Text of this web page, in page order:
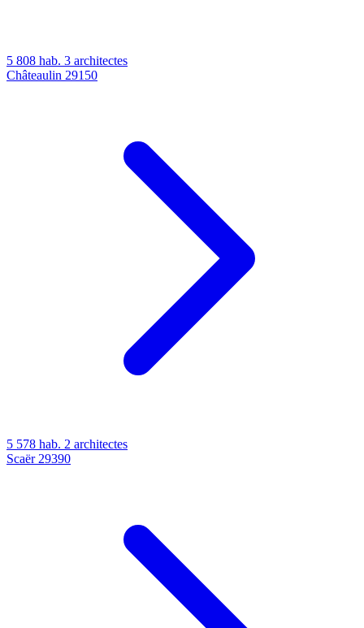
5 808 hab. 3 architectes
Châteaulin 29150
5 578 hab. 2 architectes
Scaër 29390